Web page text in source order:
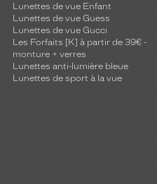
Lunettes de vue Enfant
Lunettes de vue Guess
Lunettes de vue Gucci
Les Forfaits [K] à partir de 39€ -
monture + verres
Lunettes anti-lumière bleue
Lunettes de sport à la vue